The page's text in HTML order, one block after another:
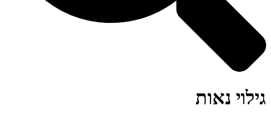
גילוי נאות